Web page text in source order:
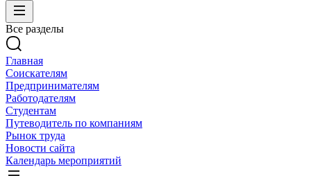
Все разделы
Главная
Соискателям
Предпринимателям
Работодателям
Студентам
Путеводитель по компаниям
Рынок труда
Новости сайта
Календарь мероприятий